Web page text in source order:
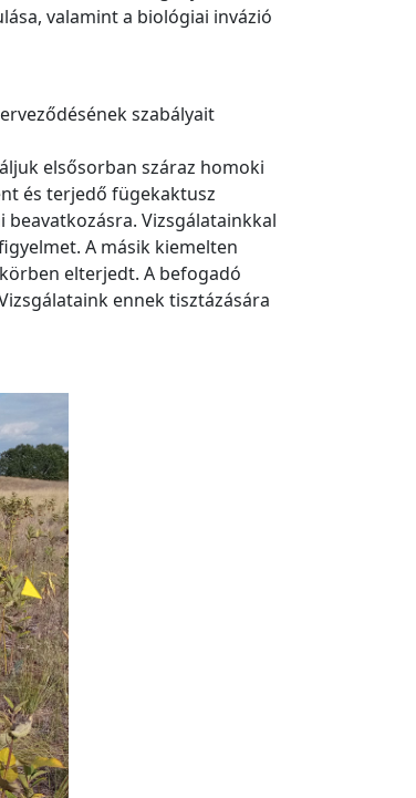
valamint a biológiai invázió
szabályait
elsősorban száraz homoki
és terjedő fügekaktusz
Vizsgálatainkkal
A másik kiemelten
elterjedt. A befogadó
ennek tisztázására